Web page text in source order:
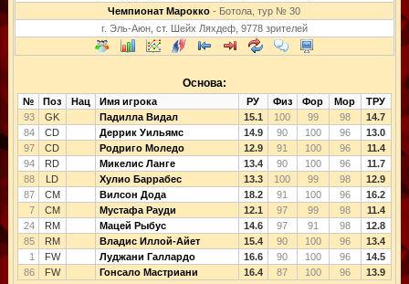
Чемпионат Марокко - Ботола, тур № 30
г. Эль-Аюн, ст. Шейх Ляхдеф, 9778 зрителей
Основа:
№ Поз Нац Имя игрока РУ Физ Фор Мор
ТРУ
93
GK Падилла Видал 15.1 100 99 98
14.7
84
CD Деррик Уильямс 14.9 90 100 96
13.0
97
CD Родриго Моледо 12.9 91 100 96
11.4
94
RD Микелис Ланге 13.4 90 100 96
11.7
88
LD Хулио Баррабес 13.3 100 99 98
12.9
87
CM Вилсон Дода 18.2 91 100 96
16.2
7
CM Мустафа Рауди 12.1 97 99 98
11.4
24
RM Мацей Рыбус 14.6 97 91 98
12.8
85
RM Владис Иллой-Айет 15.4 90 100 96
13.4
1
FW Луджани Галлардо 16.6 90 100 96
14.5
86
FW Гонсало Мастриани 16.4 87 100 96 13.9